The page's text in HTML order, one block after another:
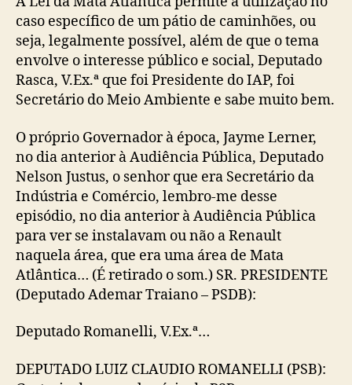
caso específico de um pátio de caminhões, ou
seja, legalmente possível, além de que o tema
envolve o interesse público e social, Deputado
Rasca, V.Ex.ª que foi Presidente do IAP, foi
Secretário do Meio Ambiente e sabe muito bem.
O próprio Governador à época, Jayme Lerner,
no dia anterior à Audiência Pública, Deputado
Nelson Justus, o senhor que era Secretário da
Indústria e Comércio, lembro-me desse
episódio, no dia anterior à Audiência Pública
para ver se instalavam ou não a Renault
naquela área, que era uma área de Mata
Atlântica… (É retirado o som.) SR. PRESIDENTE
(Deputado Ademar Traiano – PSDB):
Deputado Romanelli, V.Ex.ª…
DEPUTADO LUIZ CLAUDIO ROMANELLI (PSB):